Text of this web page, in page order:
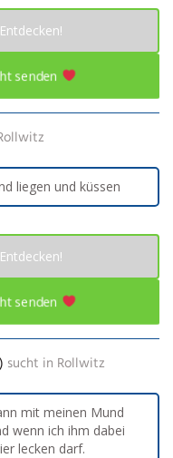
senden
liegen und küssen
senden
sucht in Rollwitz
mit meinen Mund
wenn ich ihm dabei
lecken darf.